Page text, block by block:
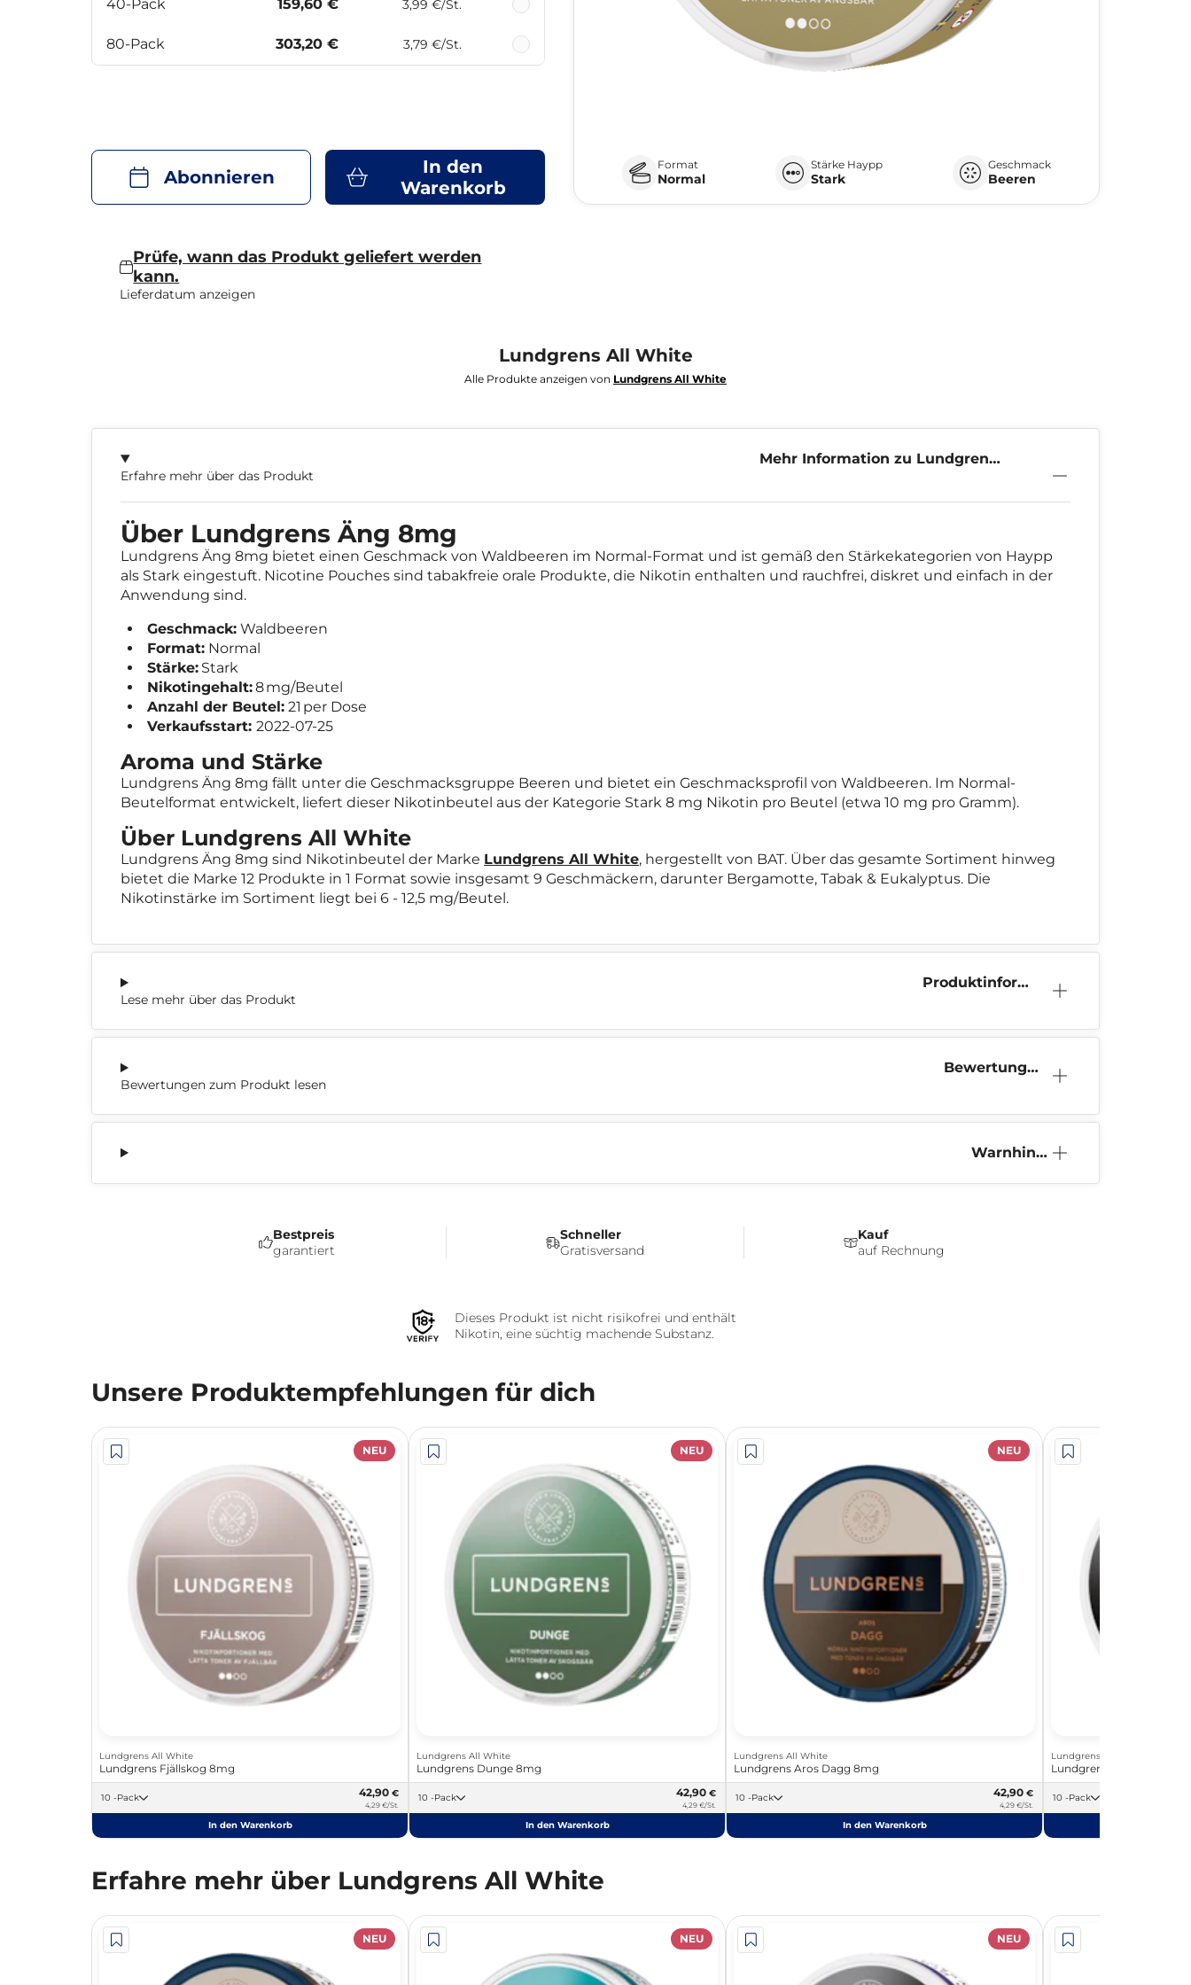
Format
Normal
Stärke Haypp
Stark
Geschmack
Beeren
40-Pack 159,60 € 3,99 €/St.
80-Pack 303,20 € 3,79 €/St.
Abonnieren
In den
Warenkorb
Prüfe, wann das Produkt geliefert werden
kann.
Lieferdatum anzeigen
Mehr Information zu Lundgrens
Erfahre mehr über das Produkt
Über Lundgrens Äng 8mg
Lundgrens Äng 8mg bietet einen Geschmack von Waldbeeren im Normal-Format und ist gemäß den Stärkekategorien von Haypp
als Stark eingestuft. Nicotine Pouches sind tabakfreie orale Produkte, die Nikotin enthalten und rauchfrei, diskret und einfach in der
Anwendung sind.
Geschmack: Waldbeeren
Format: Normal
Stärke: Stark
Nikotingehalt:8 mg/Beutel
Anzahl der Beutel: 21 per Dose
Verkaufsstart: 2022-07-25
Aroma und Stärke
Lundgrens Äng 8mg fällt unter die Geschmacksgruppe Beeren und bietet ein Geschmacksprofil von Waldbeeren. Im Normal-
Beutelformat entwickelt, liefert dieser Nikotinbeutel aus der Kategorie Stark 8 mg Nikotin pro Beutel (etwa 10 mg pro Gramm).
Über Lundgrens All White
Lundgrens Äng 8mg sind Nikotinbeutel der Marke Lundgrens All White, hergestellt von BAT. Über das gesamte Sortiment hinweg
bietet die Marke 12 Produkte in 1 Format sowie insgesamt 9 Geschmäckern, darunter Bergamotte, Tabak & Eukalyptus. Die
Nikotinstärke im Sortiment liegt bei 6 - 12,5 mg/Beutel.
Produktinform
Lese mehr über das Produkt
Bewertunge
Bewertungen zum Produkt lesen
Warnhinw
Lundgrens All White
Alle Produkte anzeigen von Lundgrens All White
Bestpreis
garantiert
Schneller
Gratisversand
Kauf
auf Rechnung
Dieses Produkt ist nicht risikofrei und enthält
Nikotin, eine süchtig machende Substanz.
Unsere Produktempfehlungen für dich
NEU
Lundgrens All White
Lundgrens Fjällskog 8mg
10 -Pack 42,90 €
4,29 €/St.
In den Warenkorb
NEU
Lundgrens All White
Lundgrens Dunge 8mg
10 -Pack 42,90 €
4,29 €/St.
In den Warenkorb
NEU
Lundgrens All White
Lundgrens Aros Dagg 8mg
10 -Pack 42,90 €
4,29 €/St.
In den Warenkorb
Lundgrens All White
Lundgrens Månskära 8mg
10 -Pack
Erfahre mehr über Lundgrens All White
NEU NEU NEU